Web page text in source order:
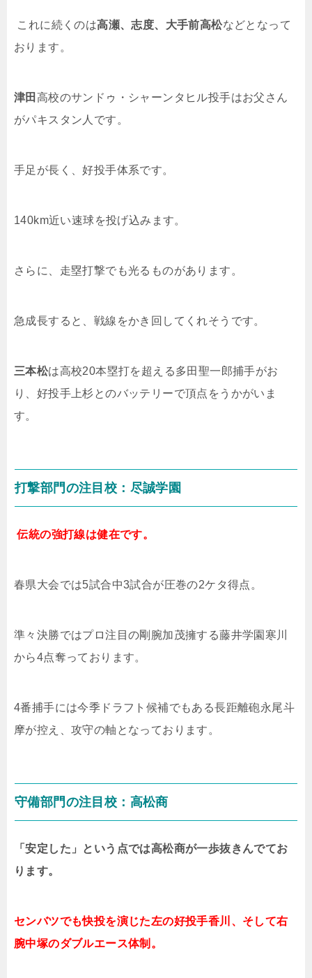
これに続くのは高瀬、志度、大手前高松などとなって
おります。
津田 高校のサンドゥ・シャーンタヒル投手はお父さん
がパキスタン人です。
手足が長く、好投手体系です。
140km近い速球を投げ込みます。
さらに、走塁打撃でも光るものがあります。
急成長すると、戦線をかき回してくれそうです。
三本松は高校20本塁打を超える多田聖一郎捕手がお
り、好投手上杉とのバッテリーで頂点をうかがいま
す。
打撃部門の注目校：尽誠学園
伝統の強打線は健在です。
春県大会では5試合中3試合が圧巻の2ケタ得点。
準々決勝ではプロ注目の剛腕加茂擁する藤井学園寒川
から4点奪っております。
4番捕手には今季ドラフト候補でもある長距離砲永尾斗
摩が控え、攻守の軸となっております。
守備部門の注目校：高松商
「安定した」という点では高松商が一歩抜きんでてお
ります。
センバツでも快投を演じた左の好投手香川、そして右
腕中塚のダブルエース体制。